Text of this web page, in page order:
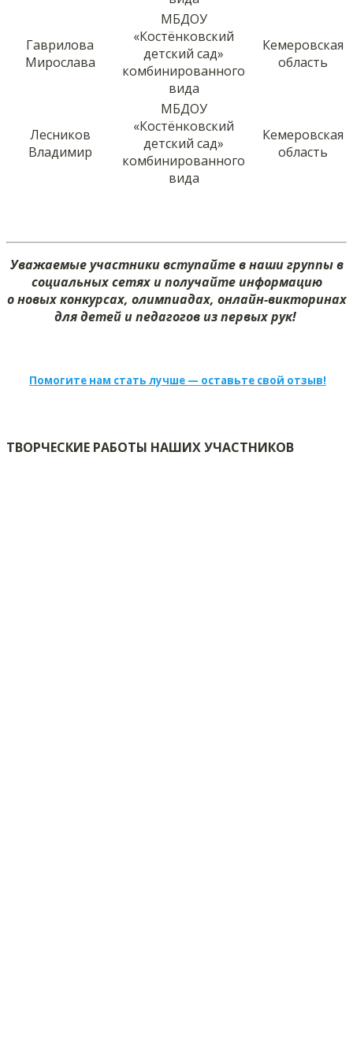
Гаврилова
Мирослава
МБДОУ
«Костёнковский
детский сад»
комбинированного
вида
Кемеровская
область
Лесников
Владимир
МБДОУ
«Костёнковский
детский сад»
комбинированного
вида
Кемеровская
область
Уважаемые участники вступайте в наши группы в
социальных сетях и получайте информацию
о новых конкурсах, олимпиадах, онлайн-викторинах
для детей и педагогов из первых рук!
Помогите нам стать лучше — оставьте свой отзыв!
ТВОРЧЕСКИЕ РАБОТЫ НАШИХ УЧАСТНИКОВ